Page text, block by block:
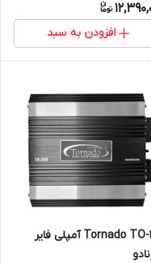
افزودن به سبد
Tornado TO-250 آمپلی فایر